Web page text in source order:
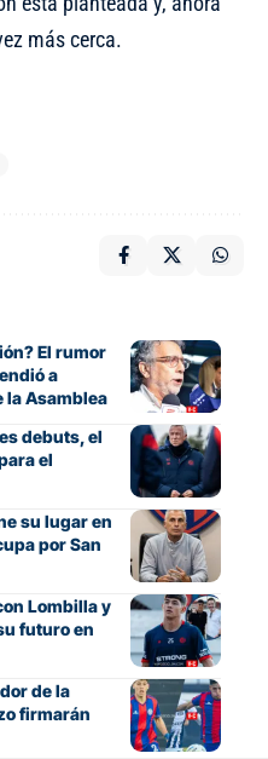
más cerca.
El rumor
a
la Asamblea
debuts, el
el
su lugar en
por San
Lombilla y
futuro en
de la
firmarán